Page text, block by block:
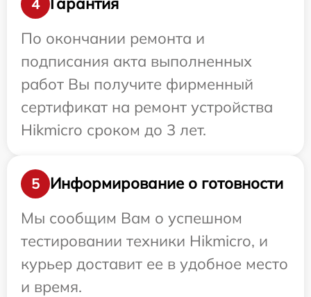
4
По окончании ремонта и
подписания акта выполненных
работ Вы получите фирменный
сертификат на ремонт устройства
Hikmicro сроком до 3 лет.
5
Информирование о готовности
Мы сообщим Вам о успешном
тестировании техники Hikmicro, и
курьер доставит ее в удобное место
и время.